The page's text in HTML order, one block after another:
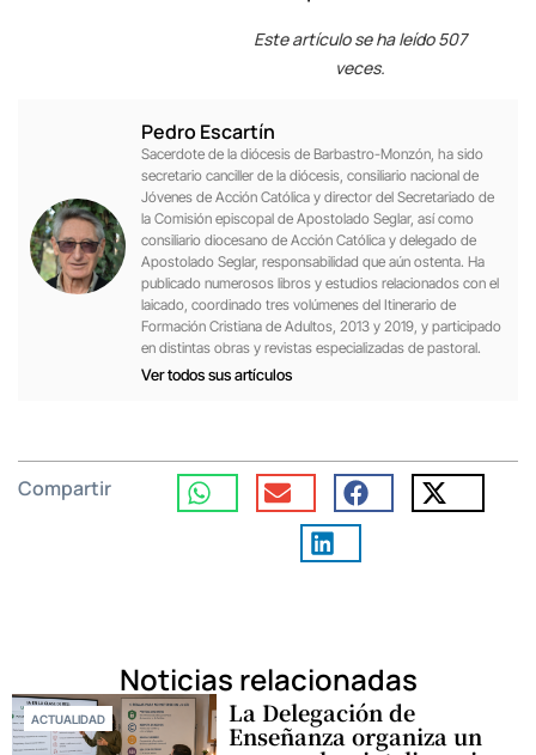
Este artículo se ha leído 507
veces.
Pedro Escartín
Sacerdote de la diócesis de Barbastro-Monzón, ha sido
secretario canciller de la diócesis, consiliario nacional de
Jóvenes de Acción Católica y director del Secretariado de
la Comisión episcopal de Apostolado Seglar, así como
consiliario diocesano de Acción Católica y delegado de
Apostolado Seglar, responsabilidad que aún ostenta. Ha
publicado numerosos libros y estudios relacionados con el
laicado, coordinado tres volúmenes del Itinerario de
Formación Cristiana de Adultos, 2013 y 2019, y participado
en distintas obras y revistas especializadas de pastoral.
Ver todos sus artículos
Compartir
Noticias relacionadas
ACTUALIDAD La Delegación de
Enseñanza organiza un